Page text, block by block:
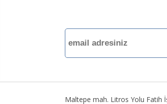
Maltepe mah. Litros Yolu Fatih